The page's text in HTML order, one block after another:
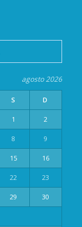
agosto 2026
S D
1 2
8 9
15 16
22 23
29 30